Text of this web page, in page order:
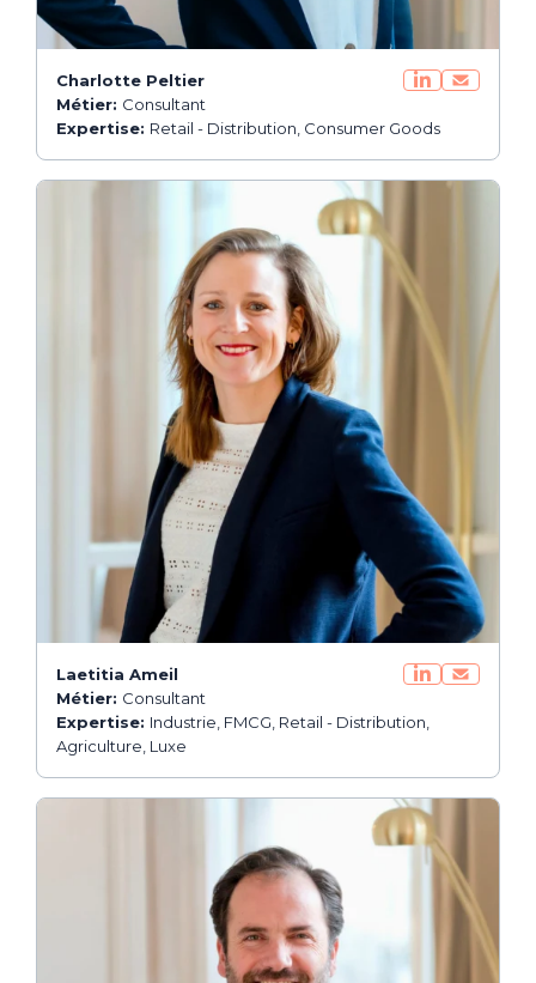
Charlotte Peltier
Métier: Consultant
Expertise: Retail - Distribution, Consumer Goods
Laetitia Ameil
Métier: Consultant
Expertise: Industrie, FMCG, Retail - Distribution,
Agriculture, Luxe